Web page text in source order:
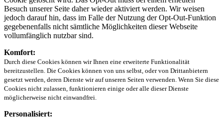
Besuch unserer Seite daher wieder aktiviert werden. Wir weisen
jedoch darauf hin, dass im Falle der Nutzung der Opt-Out-Funktion
gegebenenfalls nicht sämtliche Möglichkeiten dieser Webseite
vollumfänglich nutzbar sind.
Komfort:
Durch diese Cookies können wir Ihnen eine erweiterte Funktionalität
bereitzustellen. Die Cookies können von uns selbst, oder von Drittanbietern
gesetzt werden, deren Dienste wir auf unseren Seiten verwenden. Wenn Sie diese
Cookies nicht zulassen, funktionieren einige oder alle dieser Dienste
möglicherweise nicht einwandfrei.
Personalisiert: